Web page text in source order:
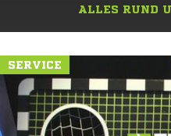
ALLES RUND
SERVICE